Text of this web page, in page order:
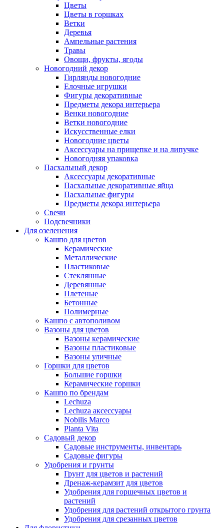
Цветы
Цветы в горшках
Ветки
Деревья
Ампельные растения
Травы
Овощи, фрукты, ягоды
Новогодний декор
Гирлянды новогодние
Елочные игрушки
Фигуры декоративные
Предметы декора интерьера
Венки новогодние
Ветки новогодние
Искусственные елки
Новогодние цветы
Аксессуары на прищепке и на липучке
Новогодняя упаковка
Пасхальный декор
Аксессуары декоративные
Пасхальные декоративные яйца
Пасхальные фигуры
Предметы декора интерьера
Свечи
Подсвечники
Для озеленения
Кашпо для цветов
Керамические
Металлические
Пластиковые
Стеклянные
Деревянные
Плетеные
Бетонные
Полимерные
Кашпо с автополивом
Вазоны для цветов
Вазоны керамические
Вазоны пластиковые
Вазоны уличные
Горшки для цветов
Большие горшки
Керамические горшки
Кашпо по брендам
Lechuza
Lechuza аксессуары
Nobilis Marco
Planta Vita
Садовый декор
Садовые инструменты, инвентарь
Садовые фигуры
Удобрения и грунты
Грунт для цветов и растений
Дренаж-керамзит для цветов
Удобрения для горшечных цветов и
растений
Удобрения для растений открытого грунта
Удобрения для срезанных цветов